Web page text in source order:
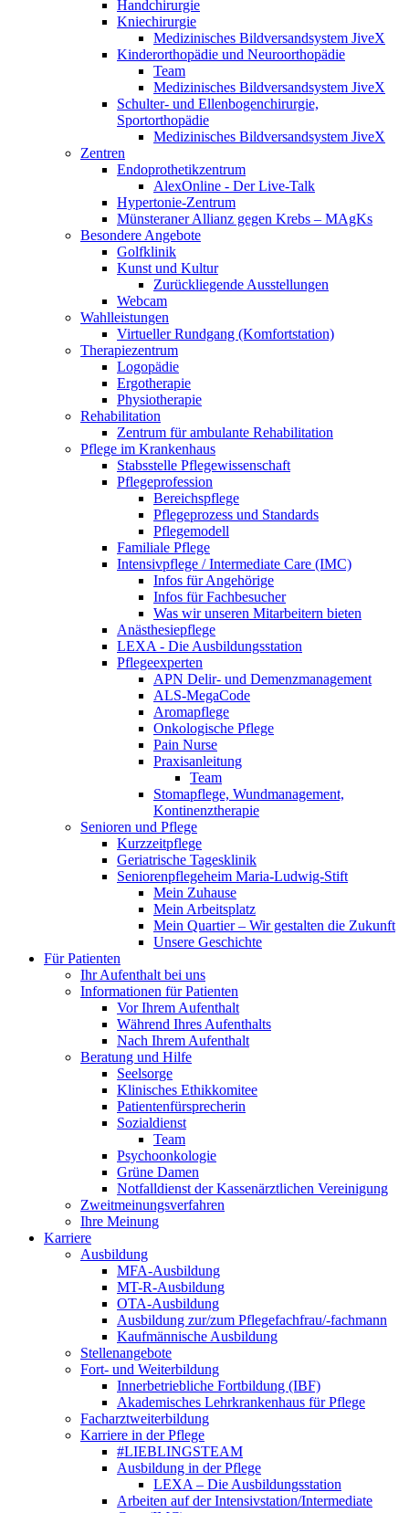
Handchirurgie
Kniechirurgie
Medizinisches Bildversandsystem JiveX
Kinderorthopädie und Neuroorthopädie
Team
Medizinisches Bildversandsystem JiveX
Schulter- und Ellenbogenchirurgie,
Sportorthopädie
Medizinisches Bildversandsystem JiveX
Zentren
Endoprothetikzentrum
AlexOnline - Der Live-Talk
Hypertonie-Zentrum
Münsteraner Allianz gegen Krebs – MAgKs
Besondere Angebote
Golfklinik
Kunst und Kultur
Zurückliegende Ausstellungen
Webcam
Wahlleistungen
Virtueller Rundgang (Komfortstation)
Therapiezentrum
Logopädie
Ergotherapie
Physiotherapie
Rehabilitation
Zentrum für ambulante Rehabilitation
Pflege im Krankenhaus
Stabsstelle Pflegewissenschaft
Pflegeprofession
Bereichspflege
Pflegeprozess und Standards
Pflegemodell
Familiale Pflege
Intensivpflege / Intermediate Care (IMC)
Infos für Angehörige
Infos für Fachbesucher
Was wir unseren Mitarbeitern bieten
Anästhesiepflege
LEXA - Die Ausbildungsstation
Pflegeexperten
APN Delir- und Demenzmanagement
ALS-MegaCode
Aromapflege
Onkologische Pflege
Pain Nurse
Praxisanleitung
Team
Stomapflege, Wundmanagement,
Kontinenztherapie
Senioren und Pflege
Kurzzeitpflege
Geriatrische Tagesklinik
Seniorenpflegeheim Maria-Ludwig-Stift
Mein Zuhause
Mein Arbeitsplatz
Mein Quartier – Wir gestalten die Zukunft
Unsere Geschichte
Für Patienten
Ihr Aufenthalt bei uns
Informationen für Patienten
Vor Ihrem Aufenthalt
Während Ihres Aufenthalts
Nach Ihrem Aufenthalt
Beratung und Hilfe
Seelsorge
Klinisches Ethikkomitee
Patientenfürsprecherin
Sozialdienst
Team
Psychoonkologie
Grüne Damen
Notfalldienst der Kassenärztlichen Vereinigung
Zweitmeinungsverfahren
Ihre Meinung
Karriere
Ausbildung
MFA-Ausbildung
MT-R-Ausbildung
OTA-Ausbildung
Ausbildung zur/zum Pflegefachfrau/-fachmann
Kaufmännische Ausbildung
Stellenangebote
Fort- und Weiterbildung
Innerbetriebliche Fortbildung (IBF)
Akademisches Lehrkrankenhaus für Pflege
Facharztweiterbildung
Karriere in der Pflege
#LIEBLINGSTEAM
Ausbildung in der Pflege
LEXA – Die Ausbildungsstation
Arbeiten auf der Intensivstation/Intermediate